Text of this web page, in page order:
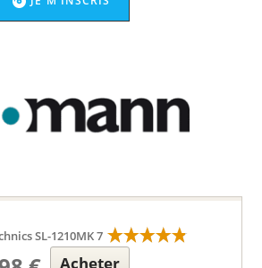
SL-1210MK 7
Acheter